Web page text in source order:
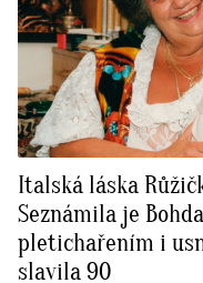
Italská láska
Seznámila je
pletichařením i
slavila 90